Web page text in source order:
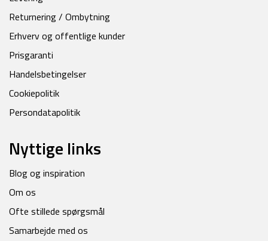
Returnering / Ombytning
Erhverv og offentlige kunder
Prisgaranti
Handelsbetingelser
Cookiepolitik
Persondatapolitik
Nyttige links
Blog og inspiration
Om os
Ofte stillede spørgsmål
Samarbejde med os